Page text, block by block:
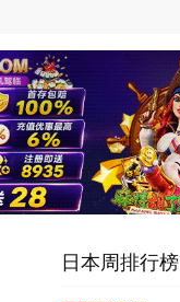
日本周排行榜